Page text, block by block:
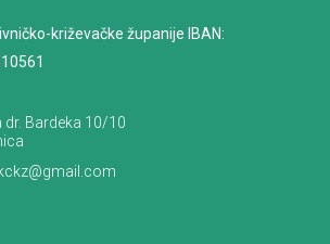
križevačke županije IBAN:
Bardeka 10/10